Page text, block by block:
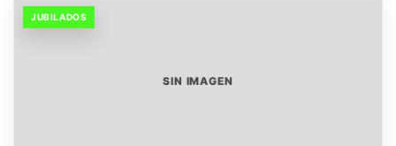
JUBILADOS
SIN IMAGEN